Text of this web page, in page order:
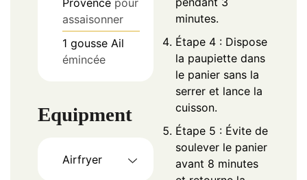
Provence pour
assaisonner
1 gousse Ail
émincée
Equipment
Airfryer
minutes.
Étape 4 : Dispose
la paupiette dans
le panier sans la
serrer et lance la
cuisson.
Étape 5 : Évite de
soulever le panier
avant 8 minutes